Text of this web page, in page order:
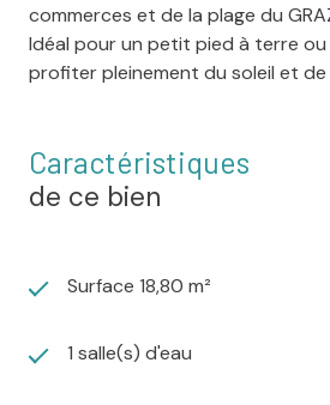
commerces et de la plage du
Idéal pour un petit pied à terre
profiter pleinement du soleil et de
Caractéristiques
de ce bien
Surface 18,80 m²
1 salle(s) d'eau